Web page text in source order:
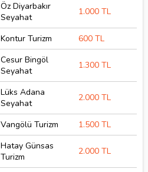
Öz Diyarbakır
Seyahat
1.000 TL
Kontur Turizm 600 TL
Cesur Bingöl
Seyahat
1.300 TL
Lüks Adana
Seyahat
2.000 TL
Vangölü Turizm 1.500 TL
Hatay Günsas
Turizm
2.000 TL